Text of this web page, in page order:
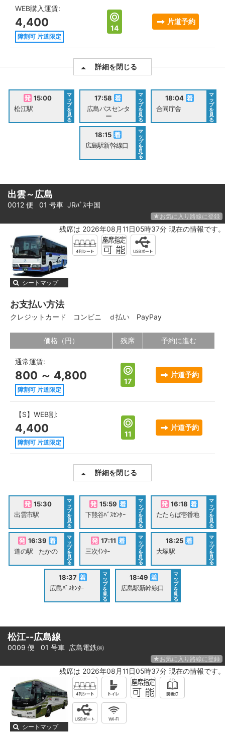
WEB購入運賃:
4,400
障割可 片道限定
14
片道予約
詳細を閉じる
15:00
松江駅
マ
ッ
プ
を
見
る
17:58
広島バスセンタ
ー
マ
ッ
プ
を
見
る
18:04
合同庁舎
マ
ッ
プ
を
見
る
18:15
広島駅新幹線口
マ
ッ
プ
を
見
る
出雲～広島
0012 便 01 号車 JRﾊﾞｽ中国
★お気に入り路線に登録
残席は 2026年08月11日05時37分 現在の情報です。
シートマップ
お支払い方法
クレジットカード コンビニ ｄ払い PayPay
価格（円） 残席 予約に進む
通常運賃:
800 ～ 4,800
障割可 片道限定
17
片道予約
【S】WEB割:
4,400
障割可 片道限定
11
片道予約
詳細を閉じる
15:30
出雲市駅
マ
ッ
プ
を
見
る
15:59
下熊谷ﾊﾞｽｾﾝﾀｰ
マ
ッ
プ
を
見
る
16:18
たたらば壱番地
マ
ッ
プ
を
見
る
16:39
道の駅 たかの
マ
ッ
プ
を
見
る
17:11
三次ｲﾝﾀｰ
マ
ッ
プ
を
見
る
18:25
大塚駅
マ
ッ
プ
を
見
る
18:37
広島ﾊﾞｽｾﾝﾀｰ
マ
ッ
プ
を
見
る
18:49
広島駅新幹線口
マ
ッ
プ
を
見
る
松江--広島線
0009 便 01 号車 広島電鉄㈱
★お気に入り路線に登録
残席は 2026年08月11日05時37分 現在の情報です。
シートマップ